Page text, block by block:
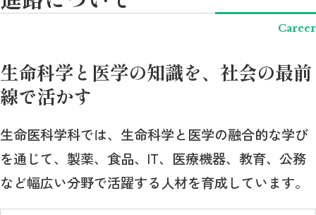
Career
生命科学と医学の知識を、社会の最前
線で活かす
生命医科学科では、生命科学と医学の融合的な学び
を通じて、製薬、食品、IT、医療機器、教育、公務
など幅広い分野で活躍する人材を育成しています。